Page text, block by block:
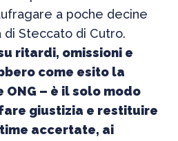
a poche decine
Steccato di Cutro.
ritardi, omissioni e
come esito la
– è il solo modo
giustizia e restituire
accertate, ai